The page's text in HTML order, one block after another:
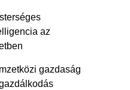
az
gazdaság